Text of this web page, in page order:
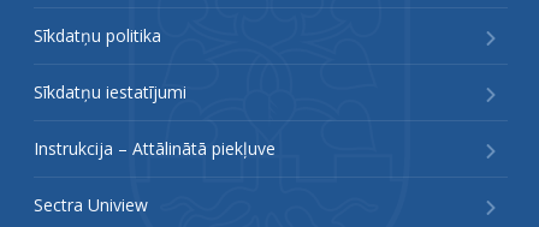
Sīkdatņu politika
Sīkdatņu iestatījumi
Instrukcija – Attālinātā piekļuve
Sectra Uniview